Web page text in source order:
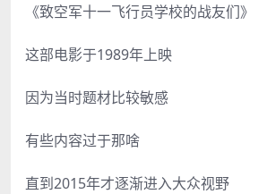
《致空军十一飞行员学校的战友们》
这部电影于1989年上映
因为当时题材比较敏感
有些内容过于那啥
直到2015年才逐渐进入大众视野